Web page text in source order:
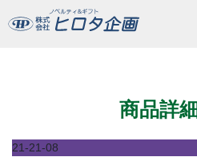
商品詳
21-21-08